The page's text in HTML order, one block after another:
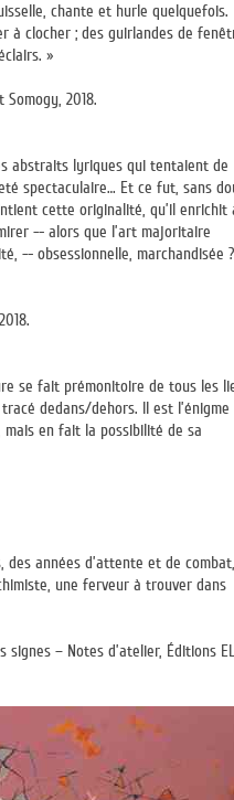
chante et hurle quelquefois.
à clocher ; des guirlandes de
»
2018.
abstraits lyriques qui tentaient de
spectaculaire… Et ce fut, sans
cette originalité, qu’il enrichit
-- alors que l’art majoritaire
-- obsessionnelle, marchandisée ?
se fait prémonitoire de tous les
dedans/dehors. Il est l’énigme
mais en fait la possibilité de sa
des années d’attente et de combat,
une ferveur à trouver dans
– Notes d’atelier, Éditions EL